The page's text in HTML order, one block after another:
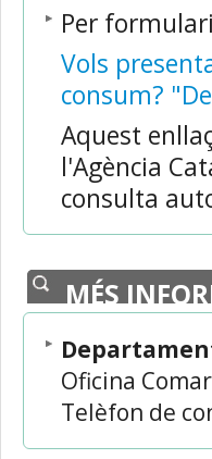
Per
Vols
consum?
Aquest
l'Agència
consulta
MÉS
Oficina
Telèfon de